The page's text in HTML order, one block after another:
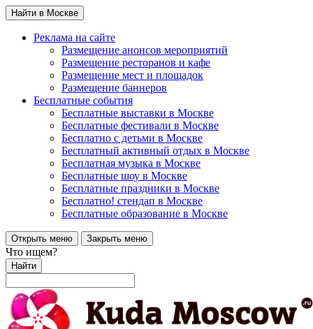
Найти в Москве
Реклама на сайте
Размещение анонсов мероприятий
Размещение ресторанов и кафе
Размещение мест и площадок
Размещение баннеров
Бесплатные события
Бесплатные выставки в Москве
Бесплатные фестивали в Москве
Бесплатно с детьми в Москве
Бесплатный активный отдых в Москве
Бесплатная музыка в Москве
Бесплатные шоу в Москве
Бесплатные праздники в Москве
Бесплатно! стендап в Москве
Бесплатные образование в Москве
Открыть меню Закрыть меню
Что ищем?
Найти